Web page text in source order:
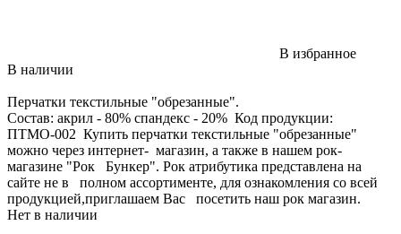
В избранное
В наличии
Перчатки текстильные "обрезанные".
Состав: акрил - 80% спандекс - 20% Код продукции:
ПТМО-002 Купить перчатки текстильные "обрезанные"
можно через интернет- магазин, а также в нашем рок-
магазине "Рок Бункер". Рок атрибутика представлена на
сайте не в полном ассортименте, для ознакомления со всей
продукцией,приглашаем Вас посетить наш рок магазин.
Нет в наличии